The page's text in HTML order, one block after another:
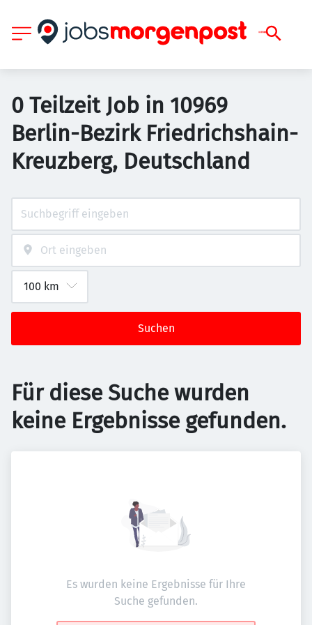
0 Teilzeit Job in 10969
Berlin-Bezirk Friedrichshain-
Kreuzberg, Deutschland
Suchen
Für diese Suche wurden
keine Ergebnisse gefunden.
Es wurden keine Ergebnisse für Ihre
Suche gefunden.